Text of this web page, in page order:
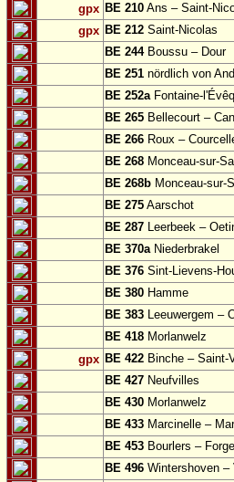
gpx BE 210 Ans – Saint-
gpx BE 212 Saint-Nicolas
BE 244Boussu – Dour
BE 251 nördlich von
BE 252aFontaine-
BE 265 Bellecourt –
BE 266 Roux –
BE 268 Monceau-sur-
BE 268b Monceau-sur-
BE 275 Aarschot
BE 287 Leerbeek –
BE 370aNiederbrakel
BE 376 Sint-Lievens-
BE 380 Hamme
BE 383 Leeuwergem –
BE 418 Morlanwelz
gpx BE 422 Binche – Saint-
BE 427 Neufvilles
BE 430 Morlanwelz
BE 433 Marcinelle –
BE 453 Bourlers –
BE 496 Wintershoven –